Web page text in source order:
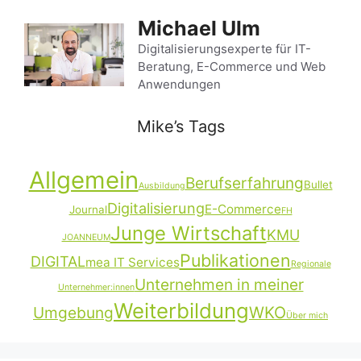
Inhalt
springen
Michael Ulm
Digitalisierungsexperte für IT-
Beratung, E-Commerce und Web
Anwendungen
Mike’s Tags
AllgemeinAusbildungBerufserfahrungBullet
JournalDigitalisierungE-CommerceFH
JOANNEUMJunge WirtschaftKMU
DIGITALmea IT ServicesPublikationen Regionale
Unternehmer:innenUnternehmen in meiner
UmgebungWeiterbildungWKOÜber mich